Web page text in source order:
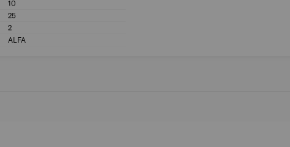
10
25
2
ALFA